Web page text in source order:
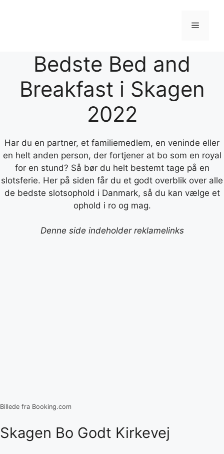
Menu
Bedste Bed and
Breakfast i Skagen
2022
Har du en partner, et familiemedlem, en veninde eller
en helt anden person, der fortjener at bo som en royal
for en stund? Så bør du helt bestemt tage på en
slotsferie. Her på siden får du et godt overblik over alle
de bedste slotsophold i Danmark, så du kan vælge et
ophold i ro og mag.
Denne side indeholder reklamelinks
Billede fra Booking.com
Skagen Bo Godt Kirkevej